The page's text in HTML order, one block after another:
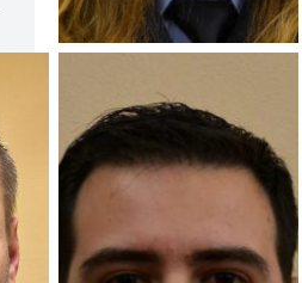
Oberfeuerwehrfrau
Sophie Rehfeldt